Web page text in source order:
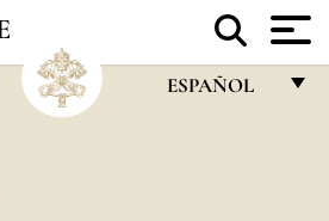
ESPAÑOL